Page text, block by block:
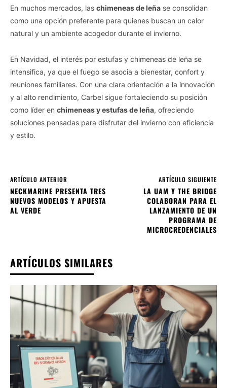
En muchos mercados, las chimeneas de leña se consolidan
como una opción preferente para quienes buscan un calor
natural y un ambiente acogedor durante el invierno.
En Navidad, el interés por estufas y chimeneas de leña se
intensifica, ya que el fuego se asocia a bienestar, confort y
reuniones familiares. Con una clara orientación a la innovación
y al alto rendimiento, Carbel sigue fortaleciendo su posición
como líder en chimeneas y estufas de leña, ofreciendo
soluciones pensadas para disfrutar del invierno con eficiencia
y estilo.
ARTÍCULO ANTERIOR
NECKMARINE PRESENTA TRES
NUEVOS MODELOS Y APUESTA
AL VERDE
ARTÍCULO SIGUIENTE
LA UAM Y THE BRIDGE
COLABORAN PARA EL
LANZAMIENTO DE UN
PROGRAMA DE
MICROCREDENCIALES
ARTÍCULOS SIMILARES